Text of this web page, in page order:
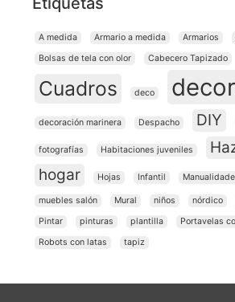
A medida Armario a medida Armarios
Bolsas de tela con olor
Cabecero Tapizado
Cuadros deco
decoración marinera Despacho DIY
fotografías Habitaciones juveniles
hogar
Hojas Infantil
muebles salón Mural niños nórdico
Pintar
pinturas plantilla Portavelas
Robots con latas
tapiz